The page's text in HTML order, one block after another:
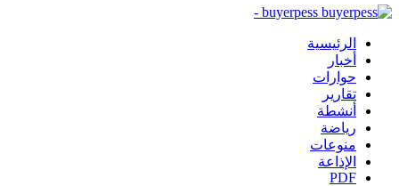
buyerpess -
الرئيسية
أخبار
حوارات
تقارير
أنشطة
رياضة
منوعات
الإذاعة
PDF